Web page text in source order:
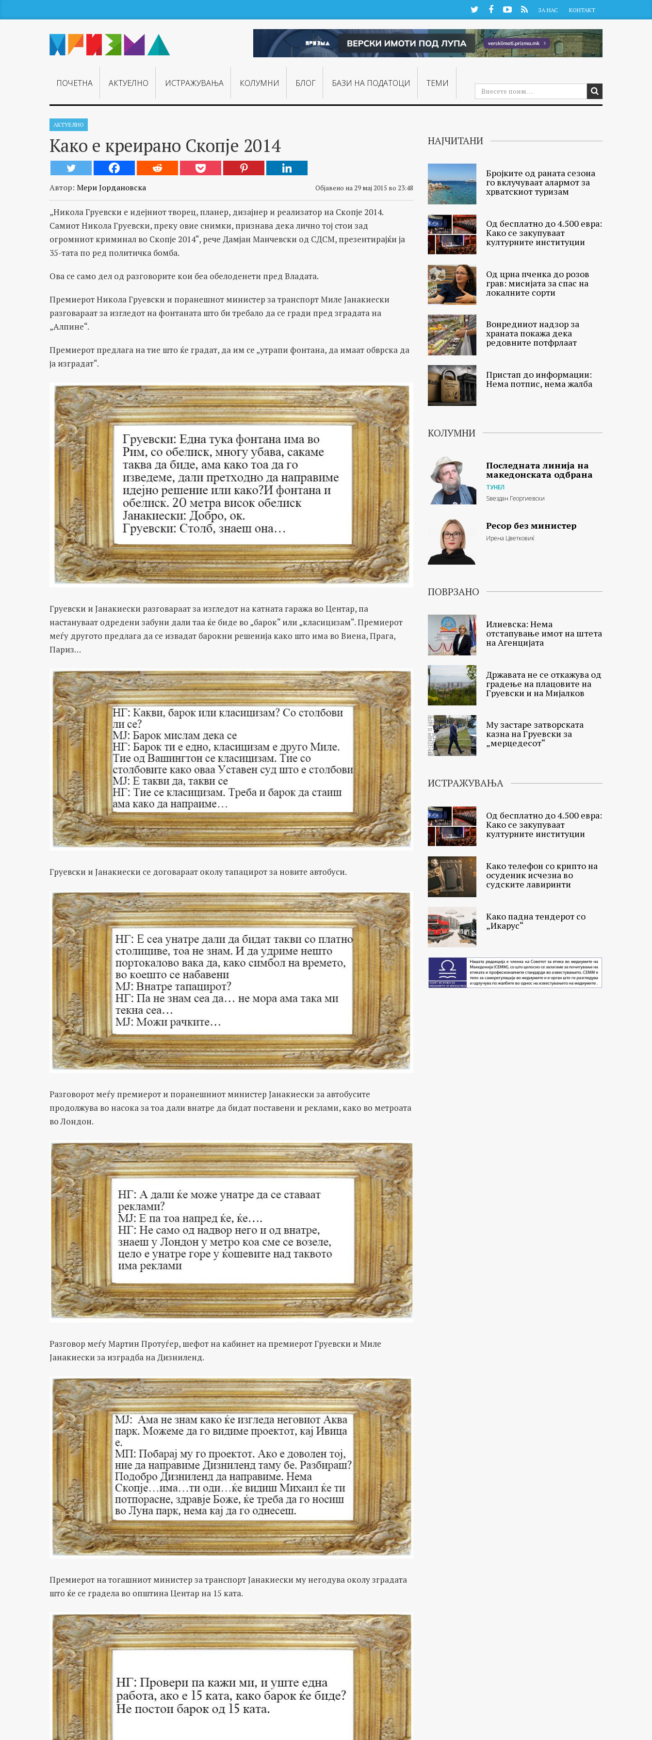
TwitterFacebookYouTube
RSS ЗА НАС КОНТАКТ
ПОЧЕТНА АКТУЕЛНО ИСТРАЖУВАЊA КОЛУМНИ БЛОГ БАЗИ НА ПОДАТОЦИ ТЕМИ
АКТУЕЛНО
Како е креирано Скопје 2014
Автор: Мери Јордановска Објавено на 29 мај 2015 во 23:48
„Никола Груевски е идејниот творец, планер, дизајнер и реализатор на Скопје 2014.
Самиот Никола Груевски, преку овие снимки, признава дека лично тој стои зад
огромниот криминал во Скопје 2014“, рече Дамјан Манчевски од СДСМ, презентирајќи ја
35-тата по ред политичка бомба.
Ова се само дел од разговорите кои беа обелоденети пред Владата.
Премиерот Никола Груевски и поранешнот министер за транспорт Миле Јанакиески
разговараат за изгледот на фонтаната што би требало да се гради пред зградата на
„Алпине“.
Премиерот предлага на тие што ќе градат, да им се „утрапи фонтана, да имаат обврска да
ја изградат“.
Груевски и Јанакиески разговараат за изгледот на катната гаража во Центар, па
настануваат одредени забуни дали таа ќе биде во „барок“ или „класицизам“. Премиерот
меѓу другото предлага да се извадат барокни решенија како што има во Виена, Прага,
Париз…
Груевски и Јанакиески се договараат околу тапацирот за новите автобуси.
Разговорот меѓу премиерот и поранешниот министер Јанакиески за автобусите
продолжува во насока за тоа дали внатре да бидат поставени и реклами, како во метроата
во Лондон.
Разговор меѓу Мартин Протуѓер, шефот на кабинет на премиерот Груевски и Миле
Јанакиески за изградба на Дизниленд.
Премиерот на тогашниот министер за транспорт Јанакиески му негодува околу зградата
што ќе се градела во општина Центар на 15 ката.
НАЈЧИТАНИ
Бројките од раната сезона
го вклучуваат алармот за
хрватскиот туризам
Од бесплатно до 4.500 евра:
Како се закупуваат
културните институции
Од црна пченка до розов
грав: мисијата за спас на
локалните сорти
Вонредниот надзор за
храната покажа дека
редовните потфрлаат
Пристап до информации:
Нема потпис, нема жалба
КОЛУМНИ
Последната линија на
македонската одбрана
ТУНЕЛ
Ѕвездан Георгиевски
Ресор без министер
Ирена Цветковиќ
ПОВРЗАНО
Илиевска: Нема
отстапување имот на штета
на Агенцијата
Државата не се откажува од
градење на плацовите на
Груевски и на Мијалков
Му застарe затворската
казна на Груевски за
„мерцедесот“
ИСТРАЖУВАЊА
Од бесплатно до 4.500 евра:
Како се закупуваат
културните институции
Како телефон со крипто на
осуденик исчезна во
судските лавиринти
Како падна тендерот со
„Икарус“